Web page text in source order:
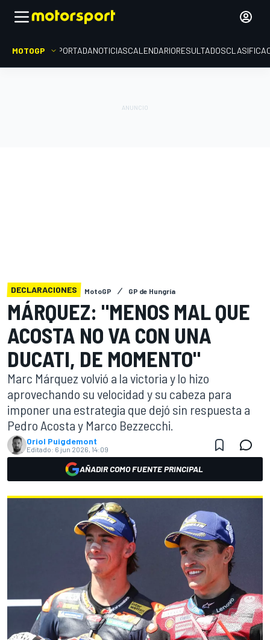
MOTOGP PORTADANOTICIASCALENDARIORESULTADOS
DECLARACIONES MotoGP GP de Hungría
MÁRQUEZ: "MENOS MAL QUE
ACOSTA NO VA CON UNA
DUCATI, DE MOMENTO"
Marc Márquez volvió a la victoria y lo hizo
aprovechando su velocidad y su cabeza para
imponer una estrategia que dejó sin respuesta a
Pedro Acosta y Marco Bezzecchi.
Oriol Puigdemont
Editado: 6 jun 2026, 14:09
AÑADIR COMO FUENTE PRINCIPAL